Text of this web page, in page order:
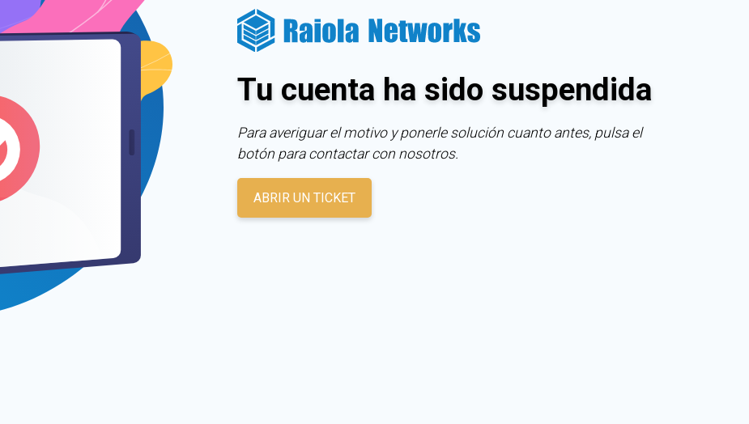
Tu cuenta ha sido suspendida
Para averiguar el motivo y ponerle solución cuanto antes, pulsa el
botón para contactar con nosotros.
ABRIR UN TICKET